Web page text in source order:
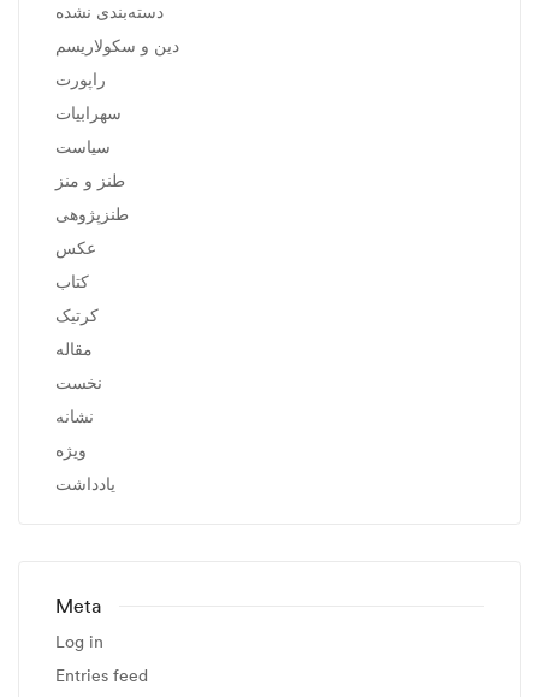
دسته‌بندی نشده
دین و سکولاریسم
راپورت
سهرابیات
سیاست
طنز و منز
طنزپژوهی
عکس
کتاب
کرتیک
مقاله
نخست
نشانه
ویژه
یادداشت
Meta
Log in
Entries feed